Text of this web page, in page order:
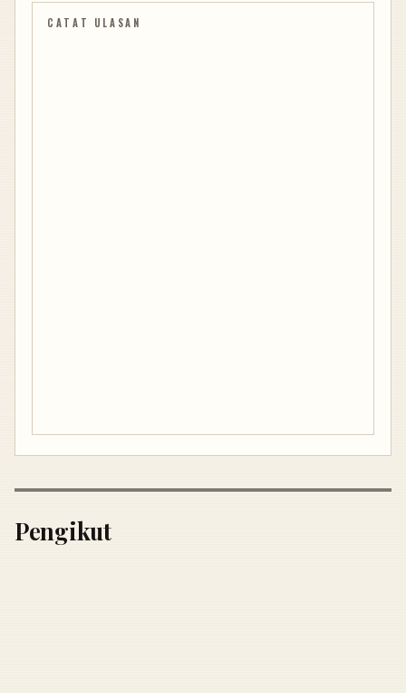
CATAT ULASAN
Pengikut